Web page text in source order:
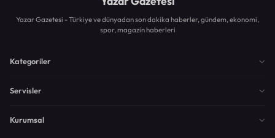
Yazar Gazetesi - Türkiye ve dünyadan son dakika haberler, gündem, ekonomi,
spor, magazin haberleri
Kategoriler
Servisler
Kurumsal